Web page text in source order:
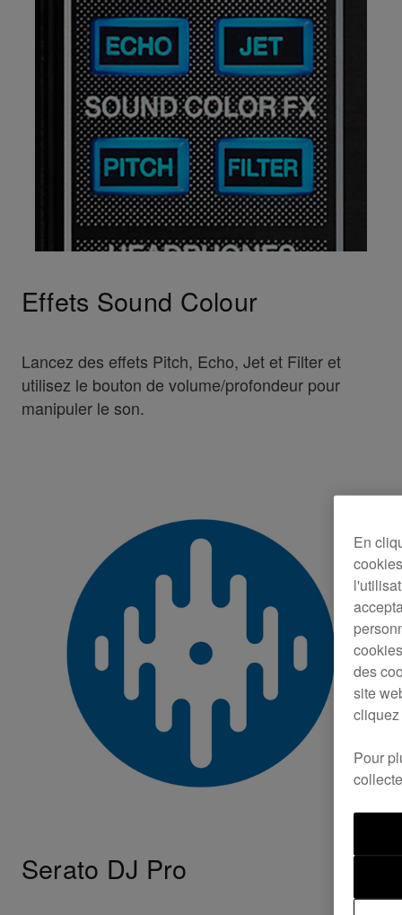
Effets Sound Colour
Lancez des effets Pitch, Echo, Jet et Filter et
utilisez le bouton de volume/profondeur pour
manipuler le son.
Serato DJ Pro
En
des
site
Pour